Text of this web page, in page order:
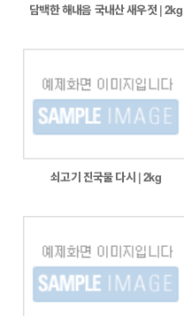
담백한 해내음 국내산 새우젓 | 2kg
쇠고기 진국물 다시 | 2kg